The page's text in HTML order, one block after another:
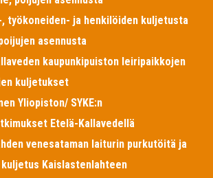
, työkoneiden- ja henkilöiden kuljetusta
asennusta
kaupunkipuiston leiripaikkojen
kuljetukset
Yliopiston/ SYKE:n
Etelä-Kallavedellä
venesataman laiturin purkutöitä ja
kuljetus Kaislastenlahteen